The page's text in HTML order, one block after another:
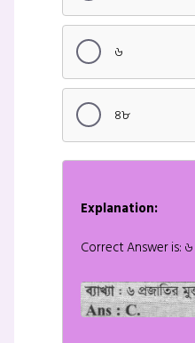
৬
৪৮
Explanation:
Correct Answer is: ৬